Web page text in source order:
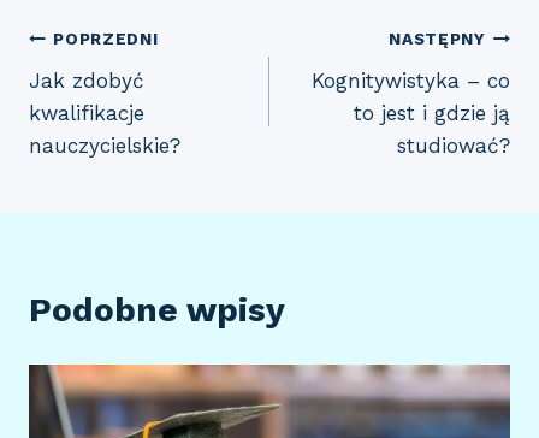
Nawigacja
wpisu
POPRZEDNI
Jak zdobyć
kwalifikacje
nauczycielskie?
NASTĘPNY
Kognitywistyka – co
to jest i gdzie ją
studiować?
Podobne wpisy